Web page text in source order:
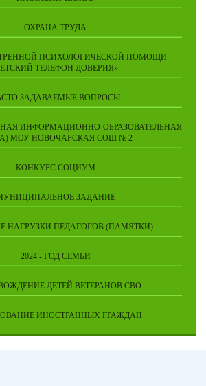
ОХРАНА ТРУДА
ПСИХОЛОГИЧЕСКОЙ ПОМОЩИ
ТЕЛЕФОН ДОВЕРИЯ».
ЗАДАВАЕМЫЕ ВОПРОСЫ
ИНФОРМАЦИОННО-ОБРАЗОВАТЕЛЬНАЯ
МОУ НОВОЧАРСКАЯ СОШ № 2
КОНКУРС СОЦИУМ
ЗАДАНИЕ
НАГРУЗКИ ПЕДАГОГОВ (ПАМЯТКИ)
2024 - ГОД СЕМЬИ
ДЕТЕЙ ВЕТЕРАНОВ СВО
ИНОСТРАННЫХ ГРАЖДАН